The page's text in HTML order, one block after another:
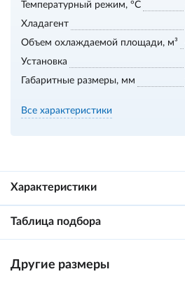
Температурный режим, °С
Хладагент
Объем охлаждаемой площади, м³
Установка
Габаритные размеры, мм
Все характеристики
Характеристики
Таблица подбора
Другие размеры